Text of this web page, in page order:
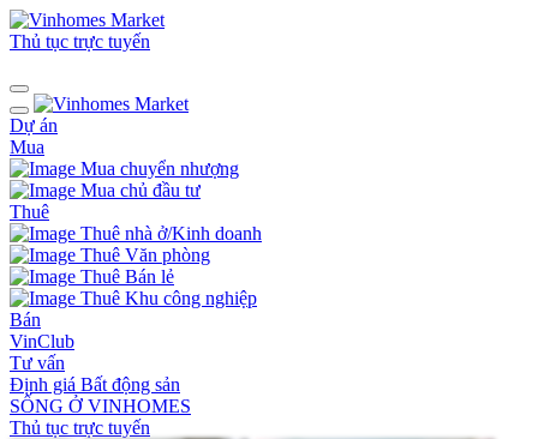
Thủ tục trực tuyến
Dự án
Mua
Mua chuyển nhượng
Mua chủ đầu tư
Thuê
Thuê nhà ở/Kinh doanh
Thuê Văn phòng
Thuê Bán lẻ
Thuê Khu công nghiệp
Bán
VinClub
Tư vấn
Định giá Bất động sản
SỐNG Ở VINHOMES
Thủ tục trực tuyến